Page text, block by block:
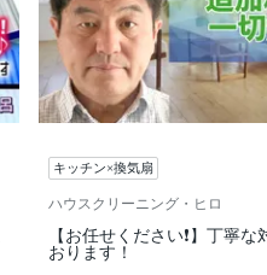
キッチン×換気扇
ハウスクリーニング・ヒロ
【お任せください❗️】丁寧
おります！